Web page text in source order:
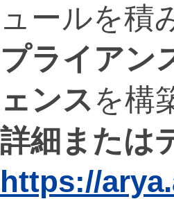
ュールを積
プライアン
ェンスを構
詳細または
https://